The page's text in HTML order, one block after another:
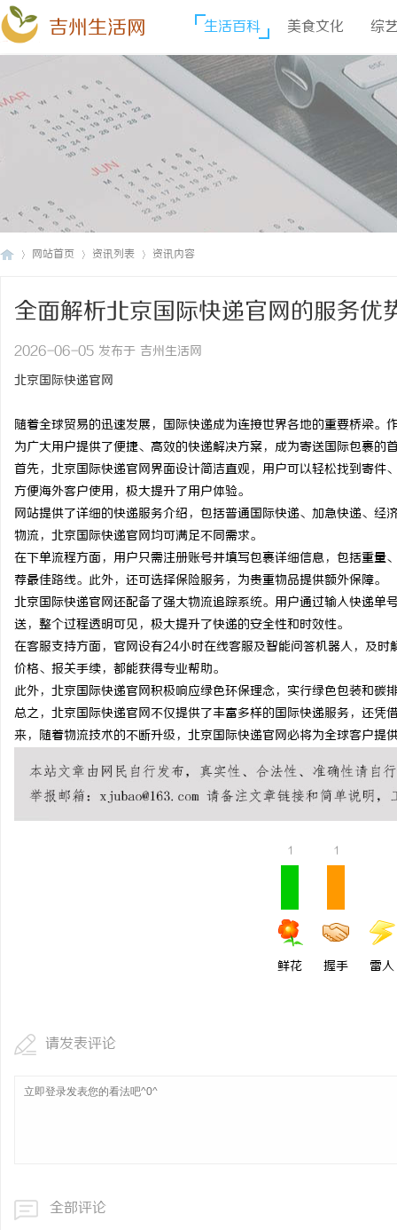
吉州生活网 生活百科 美食文化 综
网站首页 资讯列表 资讯内容
全面解析北京国际快递官网的服务优
2026-06-05 发布于 吉州生活网
北京国际快递官网
随着全球贸易的迅速发展，国际快递成为连接世界各地的重要桥梁
为广大用户提供了便捷、高效的快递解决方案，成为寄送国际包裹的
首先，北京国际快递官网界面设计简洁直观，用户可以轻松找到寄
方便海外客户使用，极大提升了用户体验。
网站提供了详细的快递服务介绍，包括普通国际快递、加急快递、
物流，北京国际快递官网均可满足不同需求。
在下单流程方面，用户只需注册账号并填写包裹详细信息，包括重
荐最佳路线。此外，还可选择保险服务，为贵重物品提供额外保障。
北京国际快递官网还配备了强大物流追踪系统。用户通过输入快递
送，整个过程透明可见，极大提升了快递的安全性和时效性。
在客服支持方面，官网设有24小时在线客服及智能问答机器人，及
价格、报关手续，都能获得专业帮助。
此外，北京国际快递官网积极响应绿色环保理念，实行绿色包装和碳
总之，北京国际快递官网不仅提供了丰富多样的国际快递服务，还
来，随着物流技术的不断升级，北京国际快递官网必将为全球客户提
1
鲜花
1
握手 雷人
请发表评论
全部评论
揭秘成都私家侦探行业